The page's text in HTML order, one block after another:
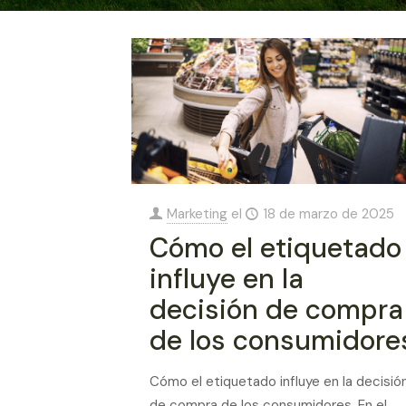
Marketing el 18 de marzo de 2025
Cómo el etiquetado
influye en la
decisión de compra
de los
Cómo el etiquetado influye en la